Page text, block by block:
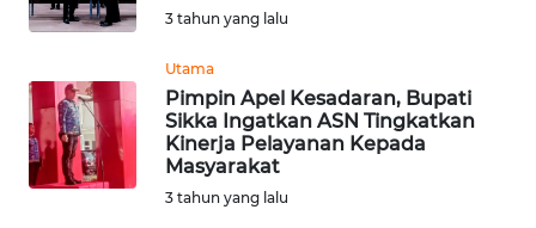
3 tahun yang lalu
Utama
Pimpin Apel Kesadaran, Bupati
Sikka Ingatkan ASN Tingkatkan
Kinerja Pelayanan Kepada
Masyarakat
3 tahun yang lalu
WN
WN
SERAMBI